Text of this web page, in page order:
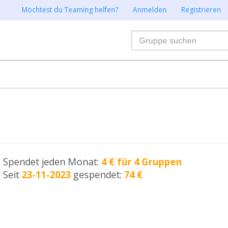
Möchtest du Teaming helfen? Anmelden Registrieren
Suche
Spendet jeden Monat: 4 € für 4 Gruppen
Seit 23-11-2023 gespendet: 74 €